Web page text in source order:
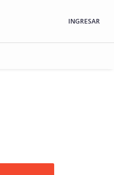
INGRESAR